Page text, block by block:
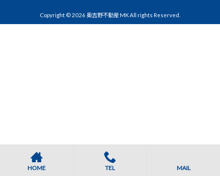
Copyright © 2026 奥吉野不動産 MK All rights Reserved.
HOME TEL MAIL